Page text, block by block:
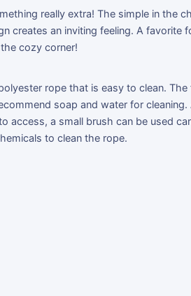
really extra! The simple in the
creates an inviting feeling. A favorite
cozy corner!
rope that is easy to clean.
soap and water for
access, a small brush can be used
to clean the rope.